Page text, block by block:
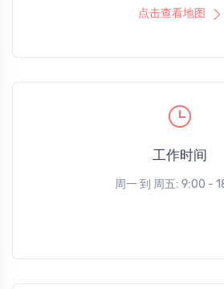
点击查看地图
工作时间
周一 到 周五: 9:00 -